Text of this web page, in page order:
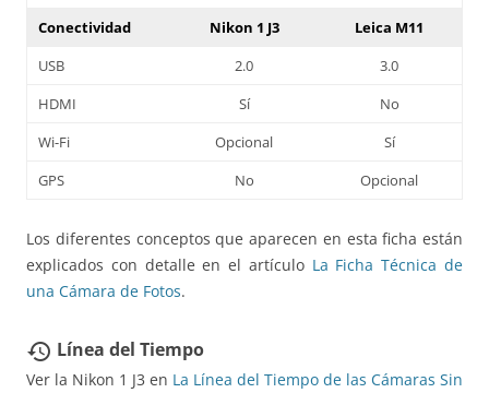
Conectividad Nikon 1 J3
Leica M11
USB
2.0
3.0
HDMI
Sí
No
Wi-Fi
Opcional
Sí
GPS
No Opcional
Los diferentes conceptos que aparecen en esta ficha están
explicados con detalle en el artículo La Ficha Técnica de
una Cámara de Fotos.
restore Línea del Tiempo
Ver la Nikon 1 J3 en La Línea del Tiempo de las Cámaras Sin